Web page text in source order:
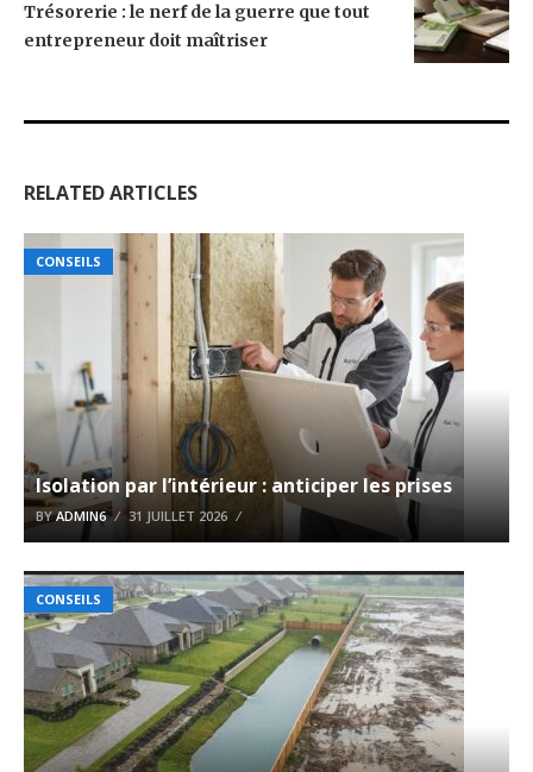
Trésorerie : le nerf de la guerre que tout
entrepreneur doit maîtriser
RELATED ARTICLES
CONSEILS
Isolation par l’intérieur : anticiper les prises
BYADMIN6 31 JUILLET 2026
CONSEILS